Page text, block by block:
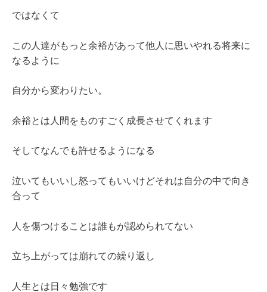
ではなくて
この人達がもっと余裕があって他人に思いやれる将来に
なるように
自分から変わりたい。
余裕とは人間をものすごく成長させてくれます
そしてなんでも許せるようになる
泣いてもいいし怒ってもいいけどそれは自分の中で向き
合って
人を傷つけることは誰もが認められてない
立ち上がっては崩れての繰り返し
人生とは日々勉強です